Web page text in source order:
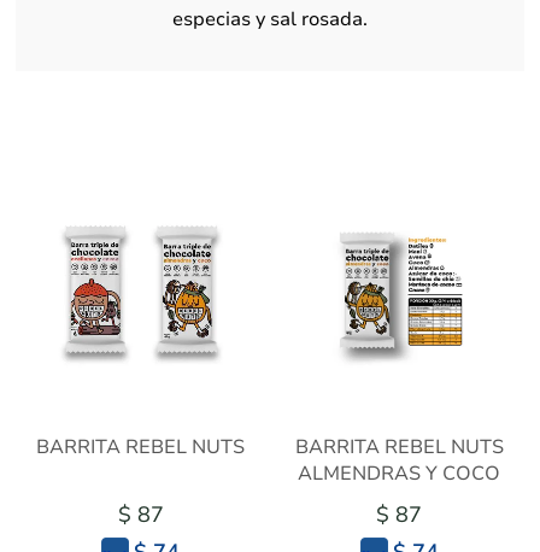
especias y sal rosada.
BARRITA REBEL NUTS
$ 87
BARRITA REBEL NUTS
ALMENDRAS Y COCO
$ 87